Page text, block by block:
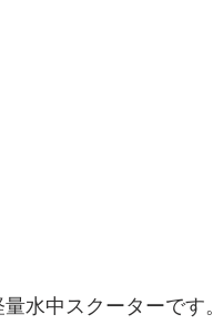
水中スクーターです。